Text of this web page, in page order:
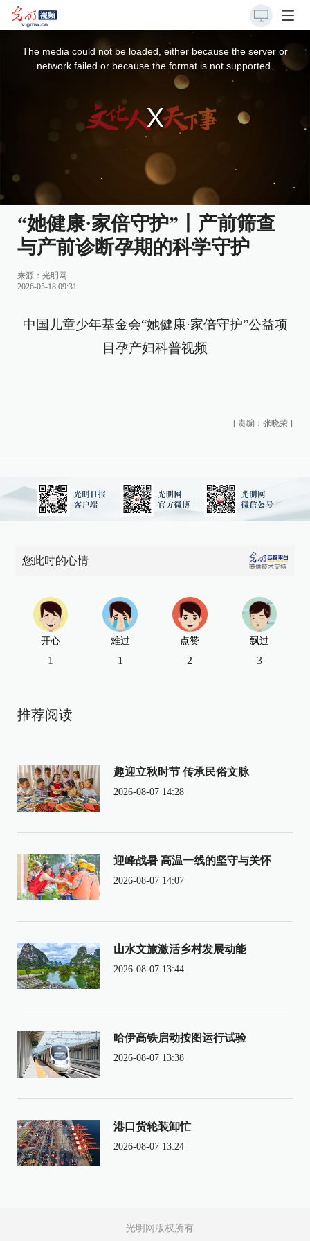
The media could not be loaded, either because the server or
network failed or because the format is not supported.
“她健康·家倍守护”丨产前筛查
与产前诊断孕期的科学守护
来源： 光明网
2026-05-18 09:31
中国儿童少年基金会“她健康·家倍守护”公益项
目孕产妇科普视频
[ 责编：张晓荣 ]
您此时的心情
开心
1
难过
1
点赞
2
飘过
3
推荐阅读
趣迎立秋时节 传承民俗文脉
2026-08-07 14:28
迎峰战暑 高温一线的坚守与关怀
2026-08-07 14:07
山水文旅激活乡村发展动能
2026-08-07 13:44
哈伊高铁启动按图运行试验
2026-08-07 13:38
港口货轮装卸忙
2026-08-07 13:24
光明网版权所有